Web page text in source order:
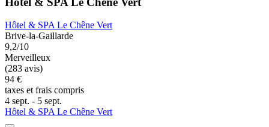
Hôtel & SPA Le Chêne Vert
Brive-la-Gaillarde
9,2/10
Merveilleux
(283 avis)
94 €
taxes et frais compris
4 sept. - 5 sept.
Hôtel & SPA Le Chêne Vert